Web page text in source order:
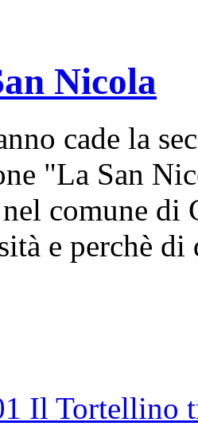
Nicola
cade la
"La San
comune di
e perchè
Il Tortellino